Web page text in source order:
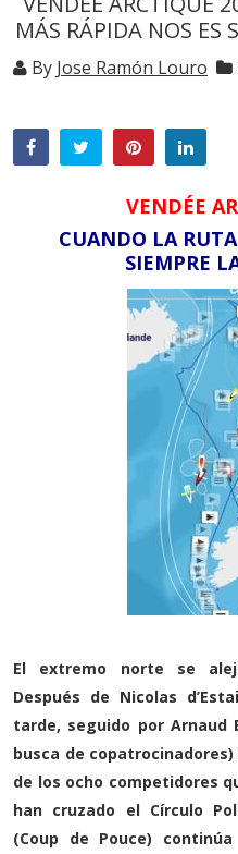
MÁS RÁPIDA NOS ES
By Jose Ramón Louro
VENDÉE
CUANDO LA
SIEMPRE
El extremo norte se
Después de Nicolas
tarde, seguido por Arnaud
busca de
de los ocho competidores
han cruzado el Círculo
(Coup de Pouce)